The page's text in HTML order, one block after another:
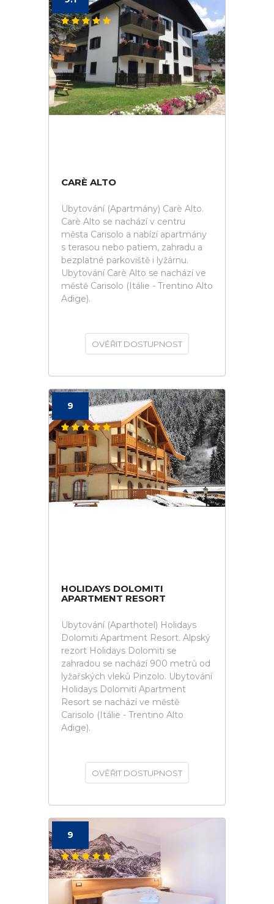
CARÈ ALTO
Ubytování (Apartmány) Carè Alto.
Carè Alto se nachází v centru
města Carisolo a nabízí apartmány
s terasou nebo patiem, zahradu a
bezplatné parkoviště i lyžárnu.
Ubytování Carè Alto se nachází ve
městě Carisolo (Itálie - Trentino Alto
Adige).
OVĚŘIT DOSTUPNOST
9
HOLIDAYS DOLOMITI
APARTMENT RESORT
Ubytování (Aparthotel) Holidays
Dolomiti Apartment Resort. Alpský
rezort Holidays Dolomiti se
zahradou se nachází 900 metrů od
lyžařských vleků Pinzolo. Ubytování
Holidays Dolomiti Apartment
Resort se nachází ve městě
Carisolo (Itálie - Trentino Alto
Adige).
OVĚŘIT DOSTUPNOST
9